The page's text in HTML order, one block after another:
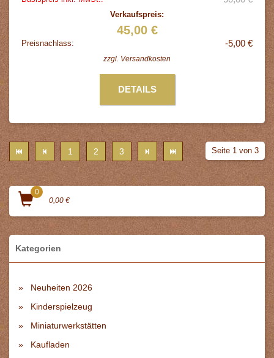
Verkaufspreis:
45,00 €
Preisnachlass: -5,00 €
zzgl. Versandkosten
DETAILS
1 2 3 Seite 1 von 3
0
0,00 €
Kategorien
Neuheiten 2026
Kinderspielzeug
Miniaturwerkstätten
Kaufladen